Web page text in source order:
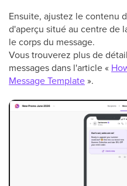
Ensuite, ajustez le contenu
d'aperçu situé au centre de
le corps du message.
Vous trouverez plus de
messages dans l'article «
Message Template».